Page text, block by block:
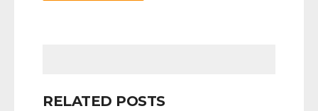
RELATED POSTS